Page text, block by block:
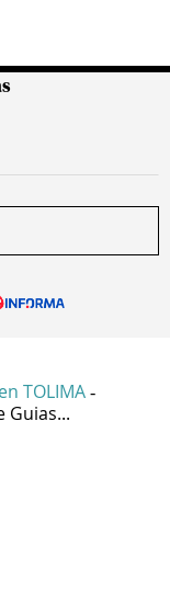
TOLIMA -
Guias...